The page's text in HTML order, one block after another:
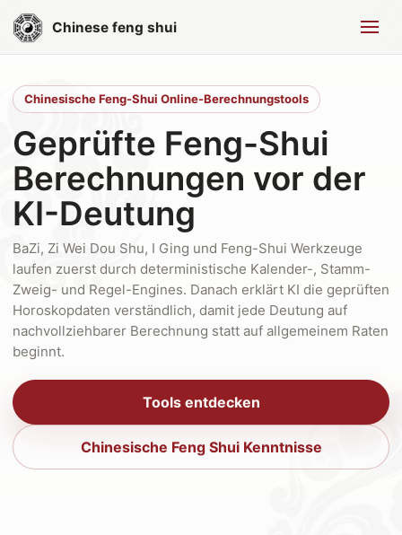
Chinese feng shui
Chinesische Feng-Shui Online-Berechnungstools
Geprüfte Feng-Shui
Berechnungen vor der
KI-Deutung
BaZi, Zi Wei Dou Shu, I Ging und Feng-Shui Werkzeuge
laufen zuerst durch deterministische Kalender-, Stamm-
Zweig- und Regel-Engines. Danach erklärt KI die geprüften
Horoskopdaten verständlich, damit jede Deutung auf
nachvollziehbarer Berechnung statt auf allgemeinem Raten
beginnt.
Tools entdecken
Chinesische Feng Shui Kenntnisse